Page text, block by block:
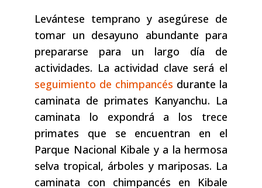
Levántese temprano y asegúrese de
tomar un desayuno abundante para
prepararse para un largo día de
actividades. La actividad clave será el
seguimiento de chimpancés durante la
caminata de primates Kanyanchu. La
caminata lo expondrá a los trece
primates que se encuentran en el
Parque Nacional Kibale y a la hermosa
selva tropical, árboles y mariposas. La
caminata con chimpancés en Kibale